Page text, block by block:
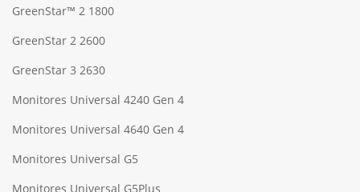
GreenStar™ 2 1800
GreenStar 2 2600
GreenStar 3 2630
Monitores Universal 4240 Gen 4
Monitores Universal 4640 Gen 4
Monitores Universal G5
Monitores Universal G5Plus